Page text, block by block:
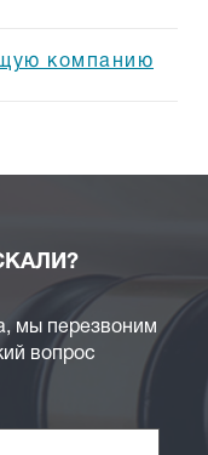
компанию
мы перезвоним
вопрос